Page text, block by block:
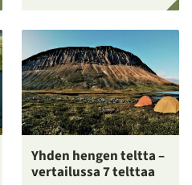
Yhden hengen teltta –
vertailussa 7 telttaa